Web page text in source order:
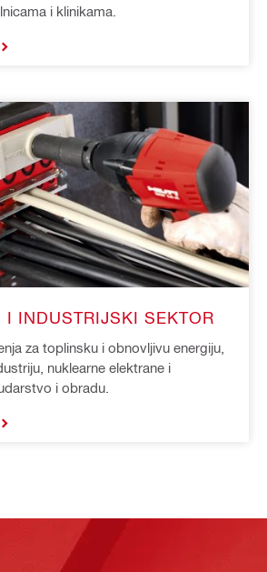
i klinikama.
I INDUSTRIJSKI SEKTOR
za toplinsku i obnovljivu energiju,
nuklearne elektrane i
i obradu.